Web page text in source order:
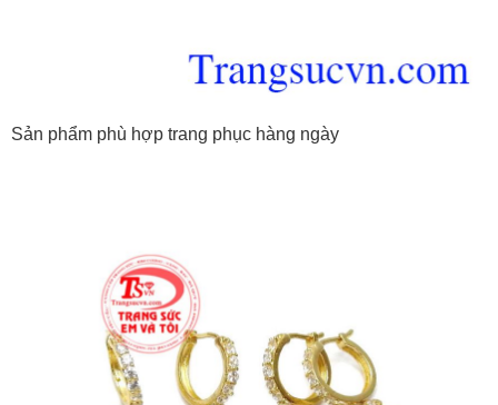
Sản phẩm phù hợp trang phục hàng ngày